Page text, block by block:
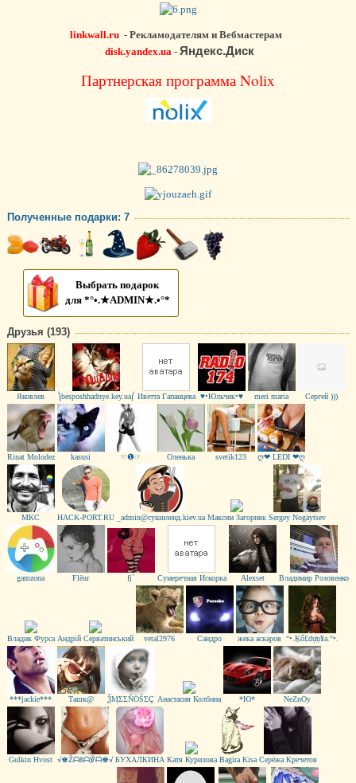
linkwall.ru- Рекламодателям и Вебмастерам
disk.yandex.ua - Яндекс.Диск
Партнерская программа Nolix
Полученные подарки: 7
Выбрать подарок
для *°•.★ADMIN★.•°*
Друзья (193)
Яковлев ⎞besposhhadnye.key.ua⎛ Иветта Гапанцева ♥•Юльчик•♥ meri maria Сергей )))
Rinat Molodez kasusi ☜❶☞ Oленька svetik123 ღ❤ LEDI ❤ღ
MKC HACK-PORT.RU _admin@сушиленд.kiev.ua Максим Загорняк Sergey Nogaytsev
gamzona Flёur fj` Сумеречная Искорка Alexset Владимир Розовенко
Владик Фурса Андрій Серватинський vetal2976 Сандро жека аскаров °•.Ķổ£dựņ¥а.°•.
***jackie*** Ташк@ ѮӍΣΣÑӦŠΣÇ Анастасия Колбина *Ю* NeZnOy
Gulkin Hvost √♚Žᗩßᗩ℣ᗩ♚√ БУХАЛКИНА Катя Курилова Bagira Kisa Серёжа Кречетов